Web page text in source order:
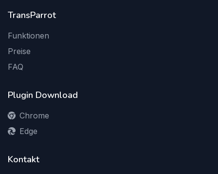
TransParrot
Funktionen
Preise
FAQ
Plugin Download
Chrome
Edge
Kontakt